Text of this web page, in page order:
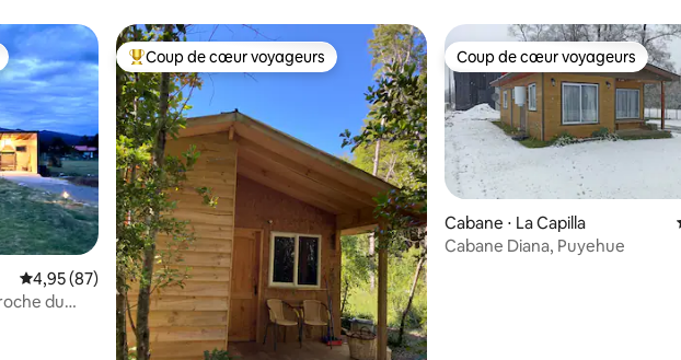
plus appréciés
Évaluation moyenne sur la base de 87 commentaires : 4,95 sur 5
4,95 (87)
du
Coups de cœur voyageurs les plus appréciés
Coup de cœur voyageurs Coup de cœur voyageurs
Coup de cœur voyageurs
Cabane ⋅ La Capilla
Cabane Diana, Puyehue